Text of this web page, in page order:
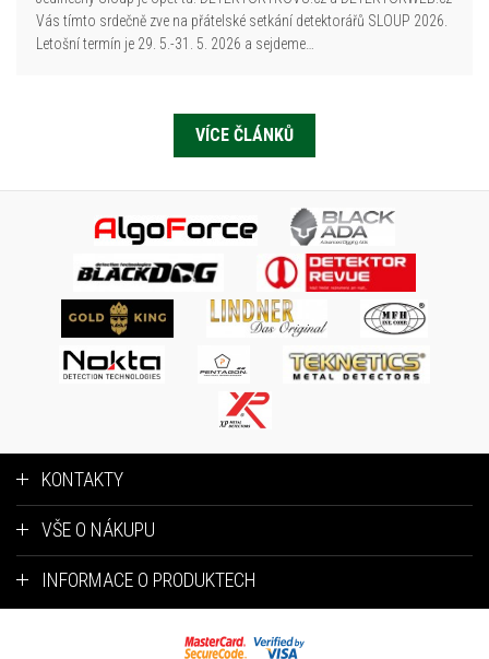
Vás tímto srdečně zve na přátelské setkání detektorářů SLOUP 2026.
Letošní termín je 29. 5.-31. 5. 2026 a sejdeme…
VÍCE ČLÁNKŮ
KONTAKTY
VŠE O NÁKUPU
INFORMACE O PRODUKTECH